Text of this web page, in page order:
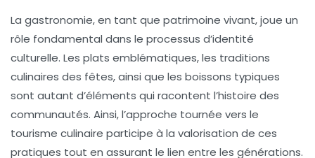
La gastronomie, en tant que patrimoine vivant, joue un
rôle fondamental dans le processus d’identité
culturelle. Les plats emblématiques, les traditions
culinaires des fêtes, ainsi que les boissons typiques
sont autant d’éléments qui racontent l’histoire des
communautés. Ainsi, l’approche tournée vers le
tourisme culinaire participe à la valorisation de ces
pratiques tout en assurant le lien entre les générations.